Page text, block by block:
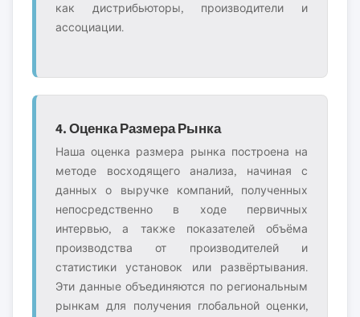
как дистрибьюторы, производители и
ассоциации.
4. Оценка Размера Рынка
Наша оценка размера рынка построена на
методе восходящего анализа, начиная с
данных о выручке компаний, полученных
непосредственно в ходе первичных
интервью, а также показателей объёма
производства от производителей и
статистики установок или развёртывания.
Эти данные объединяются по региональным
рынкам для получения глобальной оценки,